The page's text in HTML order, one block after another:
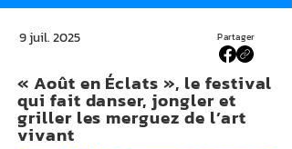
Partager
9 juil. 2025
« Août en Éclats », le festival
qui fait danser, jongler et
griller les merguez de l’art
vivant